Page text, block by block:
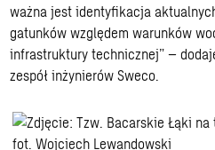
ważna jest identyfikacja
gatunków względem warunków
infrastruktury technicznej” –
zespół inżynierów Sweco.